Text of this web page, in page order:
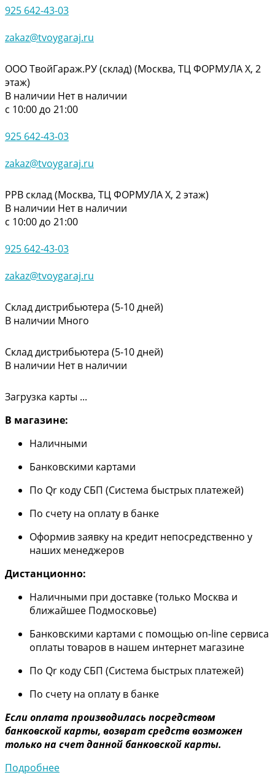
925 642-43-03
zakaz@tvoygaraj.ru
ООО ТвойГараж.РУ (склад) (Москва, ТЦ ФОРМУЛА Х, 2
этаж)
В наличии Нет в наличии
с 10:00 до 21:00
925 642-43-03
zakaz@tvoygaraj.ru
РРВ склад (Москва, ТЦ ФОРМУЛА Х, 2 этаж)
В наличии Нет в наличии
с 10:00 до 21:00
925 642-43-03
zakaz@tvoygaraj.ru
Склад дистрибьютера (5-10 дней)
В наличии Много
Склад дистрибьютера (5-10 дней)
В наличии Нет в наличии
Загрузка карты ...
В магазине:
Наличными
Банковскими картами
По Qr коду СБП (Система быстрых платежей)
По счету на оплату в банке
Оформив заявку на кредит непосредственно у
наших менеджеров
Дистанционно:
Наличными при доставке (только Москва и
ближайшее Подмосковье)
Банковскими картами с помощью on-line сервиса
оплаты товаров в нашем интернет магазине
По Qr коду СБП (Система быстрых платежей)
По счету на оплату в банке
Если оплата производилась посредством
банковской карты, возврат средств возможен
только на счет данной банковской карты.
Подробнее